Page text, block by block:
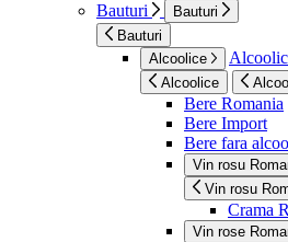
Bauturi
Bauturi
Bauturi
Alcoolice
Alcoolice
Bere Romania
Bere Import
Bere fara
Vin rosu
Vin rosu
Crama
Vin rose